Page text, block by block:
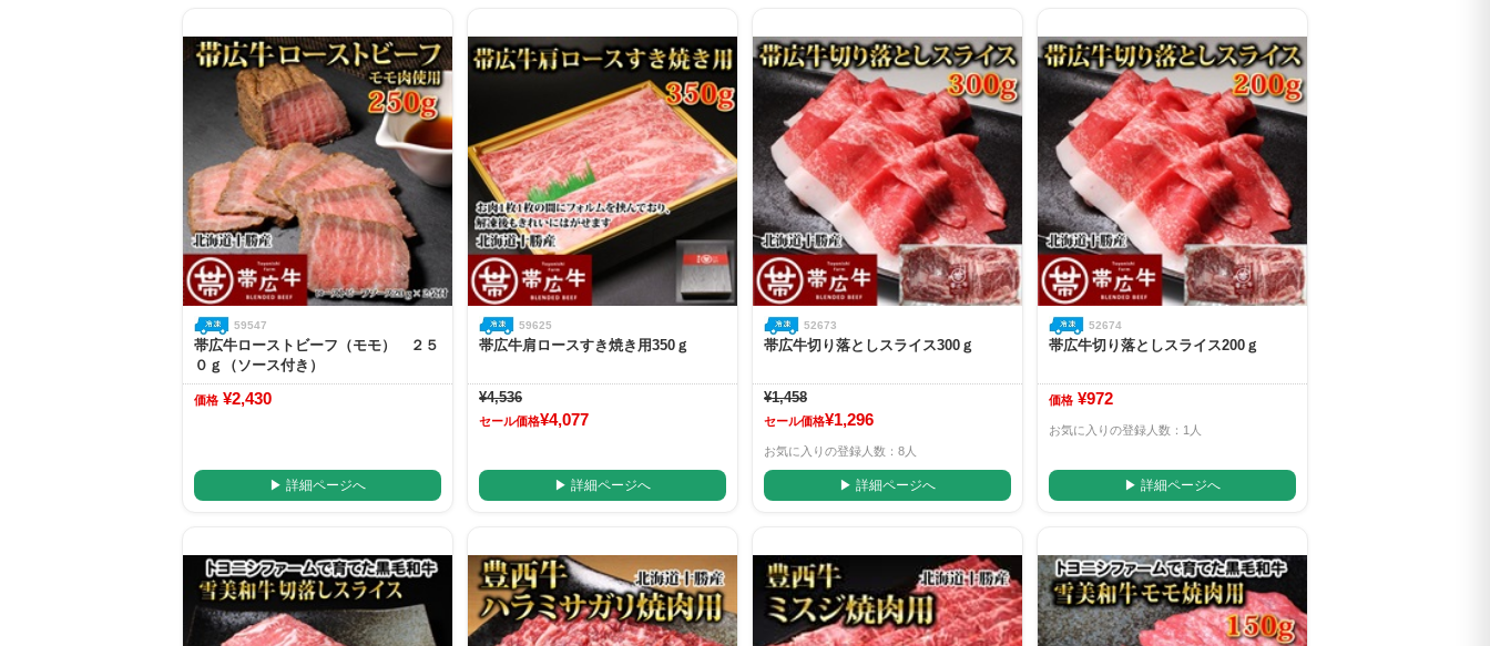
59547
帯広牛ローストビーフ（モモ） ２５
０ｇ（ソース付き）
価格 ¥2,430
▶ 詳細ページへ
59625
帯広牛肩ロースすき焼き用350ｇ
¥4,536
セール価格¥4,077
▶ 詳細ページへ
52673
帯広牛切り落としスライス300ｇ
¥1,458
セール価格¥1,296
お気に入りの登録人数：8人
▶ 詳細ページへ
52674
帯広牛切り落としスライス200ｇ
価格 ¥972
お気に入りの登録人数：1人
▶ 詳細ページへ